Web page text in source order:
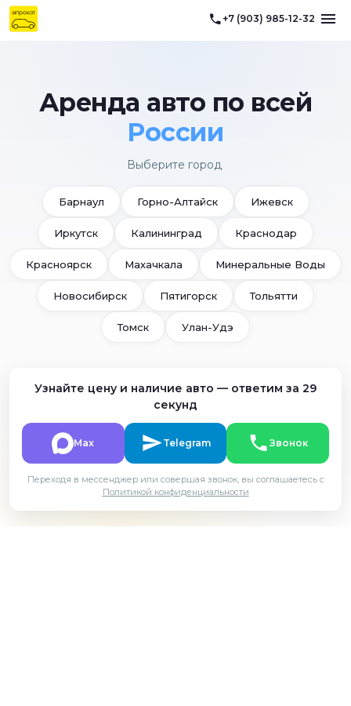
+7 (903) 985-12-32
Аренда авто по всей
России
Выберите город
Барнаул Горно-Алтайск Ижевск
Иркутск Калининград Краснодар
Красноярск Махачкала Минеральные Воды
Новосибирск Пятигорск Тольятти
Томск Улан-Удэ
Узнайте цену и наличие авто — ответим за 29
секунд
Max Telegram Звонок
Переходя в мессенджер или совершая звонок, вы соглашаетесь с
Политикой конфиденциальности